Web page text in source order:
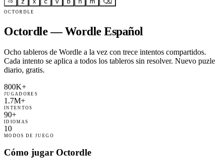
OCTORDLE
Octordle — Wordle Español
Ocho tableros de Wordle a la vez con trece intentos compartidos.
Cada intento se aplica a todos los tableros sin resolver. Nuevo puzle
diario, gratis.
800K+
JUGADORES
1.7M+
INTENTOS
90+
IDIOMAS
10
MODOS DE JUEGO
Cómo jugar Octordle